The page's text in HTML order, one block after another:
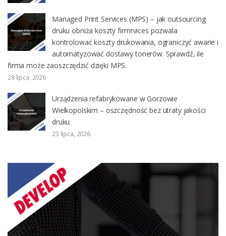
Managed Print Services (MPS) – jak outsourcing
druku obniża koszty firmrvices pozwala
kontrolować koszty drukowania, ograniczyć awarie i
automatyzować dostawy tonerów. Sprawdź, ile
firma może zaoszczędzić dzięki MPS.
28 lipca, 2026
Urządzenia refabrykowane w Gorzowie
Wielkopolskim – oszczędność bez utraty jakości
druku
23 lipca, 2026